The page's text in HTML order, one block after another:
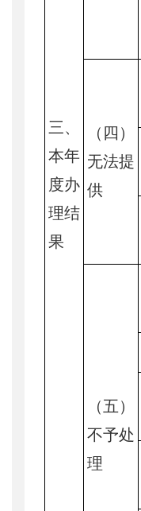
三、
本年
度办
理结
果
（四）
无法提
供
（五）
不予处
理